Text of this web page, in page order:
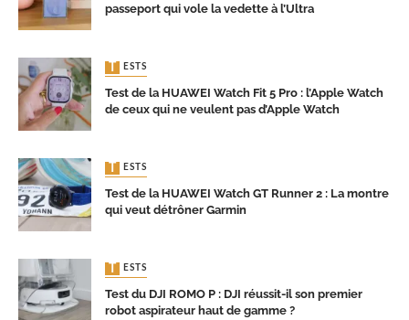
passeport qui vole la vedette à l’Ultra
TESTS
Test de la HUAWEI Watch Fit 5 Pro : l’Apple Watch
de ceux qui ne veulent pas d’Apple Watch
TESTS
Test de la HUAWEI Watch GT Runner 2 : La montre
qui veut détrôner Garmin
TESTS
Test du DJI ROMO P : DJI réussit-il son premier
robot aspirateur haut de gamme ?